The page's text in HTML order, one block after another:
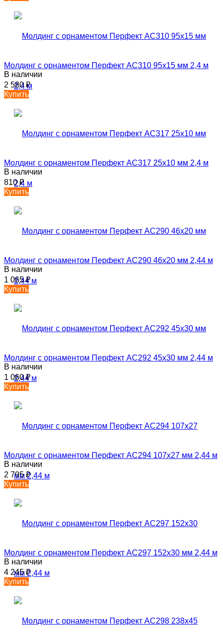
Молдинг с орнаментом Перфект AC310 95х15 мм 2,4 м
В наличии
2 580₽
Купить
Молдинг с орнаментом Перфект AC317 25х10 мм 2,4 м
В наличии
810₽
Купить
Молдинг с орнаментом Перфект AC290 46х20 мм 2,44 м
В наличии
1 065₽
Купить
Молдинг с орнаментом Перфект AC292 45х30 мм 2,44 м
В наличии
1 060₽
Купить
Молдинг с орнаментом Перфект AC294 107х27 мм 2,44 м
В наличии
2 795₽
Купить
Молдинг с орнаментом Перфект AC297 152х30 мм 2,44 м
В наличии
4 245₽
Купить